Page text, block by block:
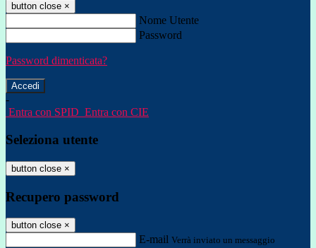
button close ×
Nome Utente
Password
Password dimenticata?
-
Entra con SPID Entra con CIE
Seleziona utente
button close ×
Recupero password
button close ×
E-mail Verrà inviato un messaggio